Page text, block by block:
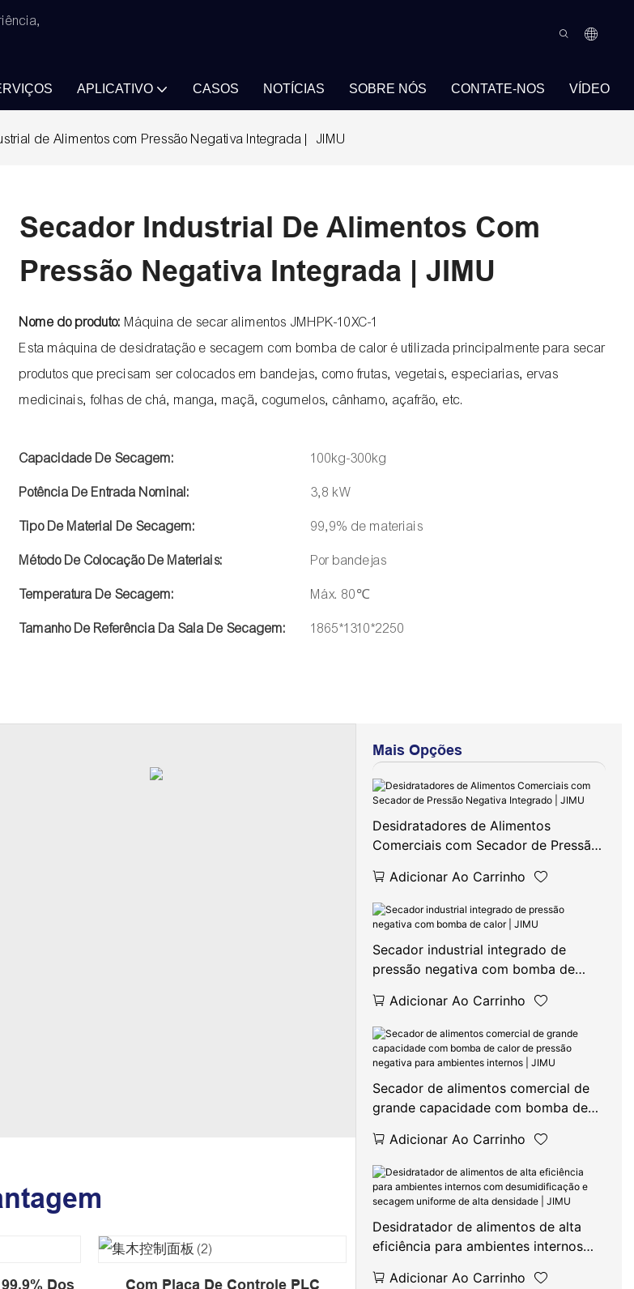
APLICATIVO CASOS NOTÍCIAS SOBRE NÓS CONTATE-NOS VÍDEO
de Alimentos com Pressão Negativa Integrada | JIMU
Secador Industrial De Alimentos Com
Pressão Negativa Integrada | JIMU
Nome do produto: Máquina de secar alimentos JMHPK-10XC-1
Esta máquina de desidratação e secagem com bomba de calor é utilizada principalmente para secar
produtos que precisam ser colocados em bandejas, como frutas, vegetais, especiarias, ervas
medicinais, folhas de chá, manga, maçã, cogumelos, cânhamo, açafrão, etc.
Capacidade De Secagem: 100kg-300kg
Potência De Entrada Nominal: 3,8 kW
Tipo De Material De Secagem: 99,9% de materiais
Método De Colocação De Materiais: Por bandejas
Temperatura De Secagem: Máx. 80℃
Tamanho De Referência Da Sala De Secagem: 1865*1310*2250
Mais Opções
Desidratadores de Alimentos
Comerciais com Secador de Pressão
Adicionar Ao Carrinho
Secador industrial integrado de
pressão negativa com bomba de
Adicionar Ao Carrinho
Secador de alimentos comercial de
grande capacidade com bomba de
ambientes internos | JIMU
Adicionar Ao Carrinho
Desidratador de alimentos de alta
eficiência para ambientes internos
uniforme de alta densidade | JIMU
Adicionar Ao Carrinho
Dos
Com Placa De Controle PLC